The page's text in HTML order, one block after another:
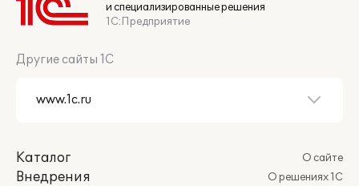
и специализированные решения
1С:Предприятие
Другие сайты 1С
Каталог
Внедрения
О сайте
О решениях 1С